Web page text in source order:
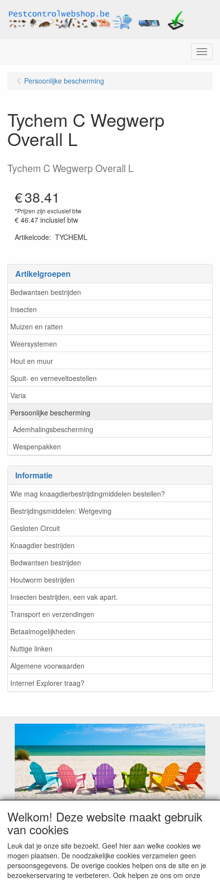
Menu
Artikelgroepen
Bedwantsen bestrijden
Insecten
Muizen en ratten
Weersystemen
Hout en muur
Spuit- en verneveltoestellen
Varia
Persoonlijke bescherming
Ademhalingsbescherming
Wespenpakken
Informatie
Wie mag knaagdierbestrijdingmiddelen bestellen?
Bestrijdingsmiddelen: Wetgeving
Gesloten Circuit
Knaagdier bestrijden
Bedwantsen bestrijden
Houtworm bestrijden
Insecten bestrijden, een vak apart.
Transport en verzendingen
Betaalmogelijkheden
Nuttige linken
Algemene voorwaarden
Internet Explorer traag?
Persoonlijke bescherming
Tychem C Wegwerp
Overall L
Tychem C Wegwerp Overall L
€38.41
*Prijzen zijn exclusief btw
€ 46.47 inclusief btw
Artikelcode: TYCHEML
Geachte klant,
Zoals elk jaar zorgt de verlofperiode, naast een hoop
leveringsproblemen.
Sommige fabrikanten sluiten of werken met een
vakantiebezetting.
Bestellingen die vanaf +/- 15 juli geplaatst worden kunnen
Welkom! Deze website maakt gebruik
van cookies
Leuk dat je onze site bezoekt. Geef hier aan welke cookies we
mogen plaatsen. De noodzakelijke cookies verzamelen geen
persoonsgegevens. De overige cookies helpen ons de site en je
bezoekerservaring te verbeteren. Ook helpen ze ons om onze